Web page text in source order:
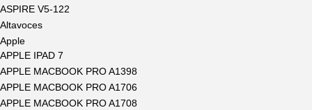
ASPIRE V5-122
Altavoces
Apple
APPLE IPAD 7
APPLE MACBOOK PRO A1398
APPLE MACBOOK PRO A1706
APPLE MACBOOK PRO A1708